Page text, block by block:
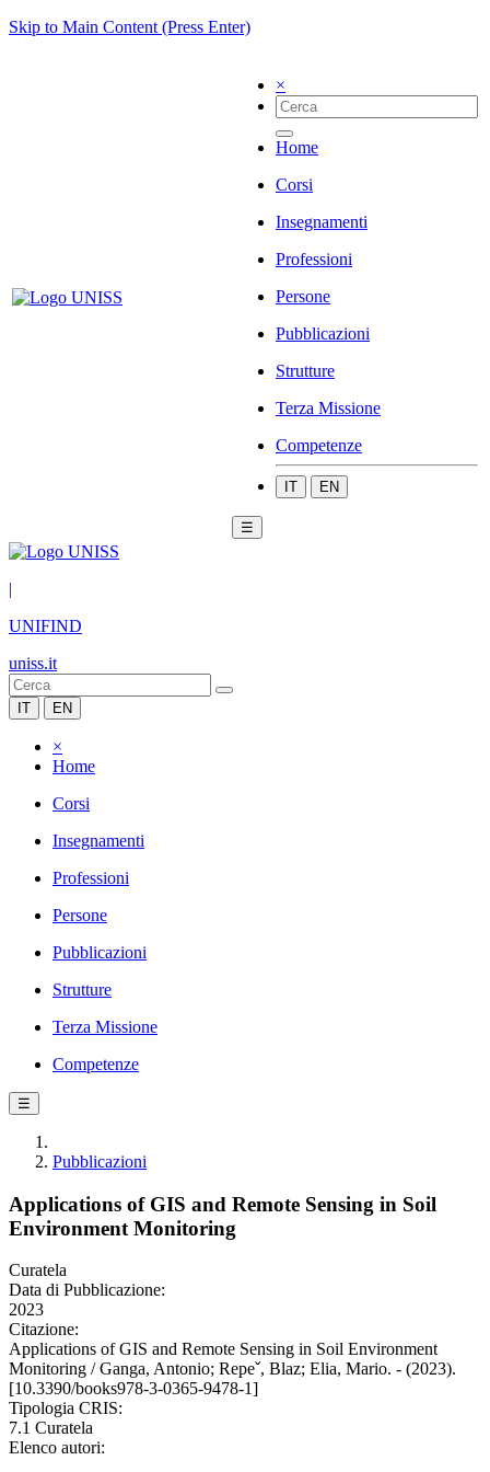
Skip to Main Content (Press Enter)
×
Home
Corsi
Insegnamenti
Professioni
Persone
Pubblicazioni
Strutture
Terza Missione
Competenze
IT EN
☰
|
UNIFIND
uniss.it
IT EN
×
Home
Corsi
Insegnamenti
Professioni
Persone
Pubblicazioni
Strutture
Terza Missione
Competenze
☰
Pubblicazioni
Applications of GIS and Remote Sensing in Soil
Environment Monitoring
Curatela
Data di Pubblicazione:
2023
Citazione:
Applications of GIS and Remote Sensing in Soil Environment
Monitoring / Ganga, Antonio; Repeˇ, Blaz; Elia, Mario. - (2023).
[10.3390/books978-3-0365-9478-1]
Tipologia CRIS:
7.1 Curatela
Elenco autori: